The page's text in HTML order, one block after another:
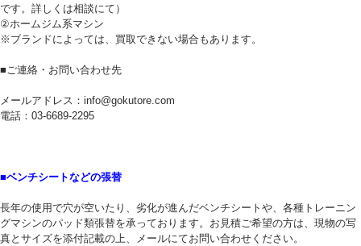
です。詳しくは相談にて）
②ホームジム系マシン
※ブランドによっては、買取できない場合もあります。
■ご連絡・お問い合わせ先
メールアドレス：info@gokutore.com
電話：03-6689-2295
■ベンチシートなどの張替
長年の使用で穴が空いたり、劣化が進んだベンチシートや、各種トレーニン
グマシンのパッド類張替を承っております。お見積ご希望の方は、現物の写
真とサイズを添付記載の上、メールにてお問い合わせください。